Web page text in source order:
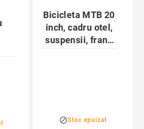
Bicicleta MTB 20
inch, cadru otel,
suspensii, frane
Stoc epuizat